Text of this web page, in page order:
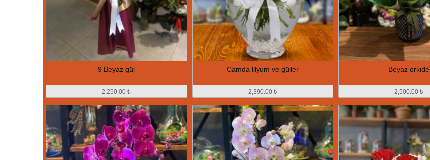
9 Beyaz gül
2,250.00 ₺
Camda lilyum ve güller
2,390.00 ₺
Beyaz orkide
2,500.00 ₺